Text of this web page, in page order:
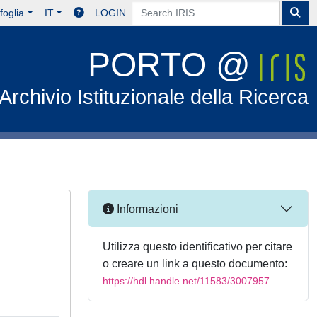
IT LOGIN
PORTO @
Istituzionale della Ricerca
Informazioni
Utilizza questo identificativo per citare
o creare un link a questo documento:
https://hdl.handle.net/11583/3007957